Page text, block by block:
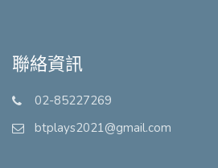
聯絡資訊
02-85227269
btplays2021@gmail.com